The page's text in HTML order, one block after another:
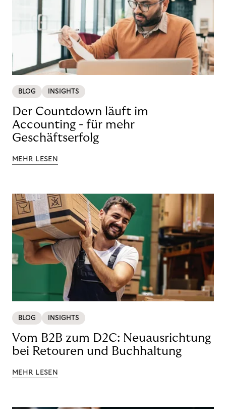
BLOG INSIGHTS
Der Countdown läuft im
Accounting - für mehr
Geschäftserfolg
MEHR LESEN
BLOG INSIGHTS
Vom B2B zum D2C: Neuausrichtung
bei Retouren und Buchhaltung
MEHR LESEN